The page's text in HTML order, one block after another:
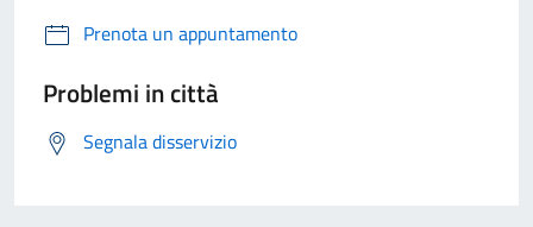
Prenota un appuntamento
Problemi in città
Segnala disservizio